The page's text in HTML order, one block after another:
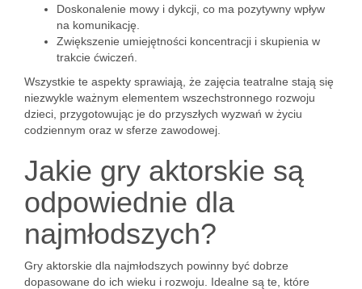
Doskonalenie mowy i dykcji, co ma pozytywny wpływ
na komunikację.
Zwiększenie umiejętności koncentracji i skupienia w
trakcie ćwiczeń.
Wszystkie te aspekty sprawiają, że zajęcia teatralne stają się
niezwykle ważnym elementem wszechstronnego rozwoju
dzieci, przygotowując je do przyszłych wyzwań w życiu
codziennym oraz w sferze zawodowej.
Jakie gry aktorskie są
odpowiednie dla
najmłodszych?
Gry aktorskie dla najmłodszych powinny być dobrze
dopasowane do ich wieku i rozwoju. Idealne są te, które